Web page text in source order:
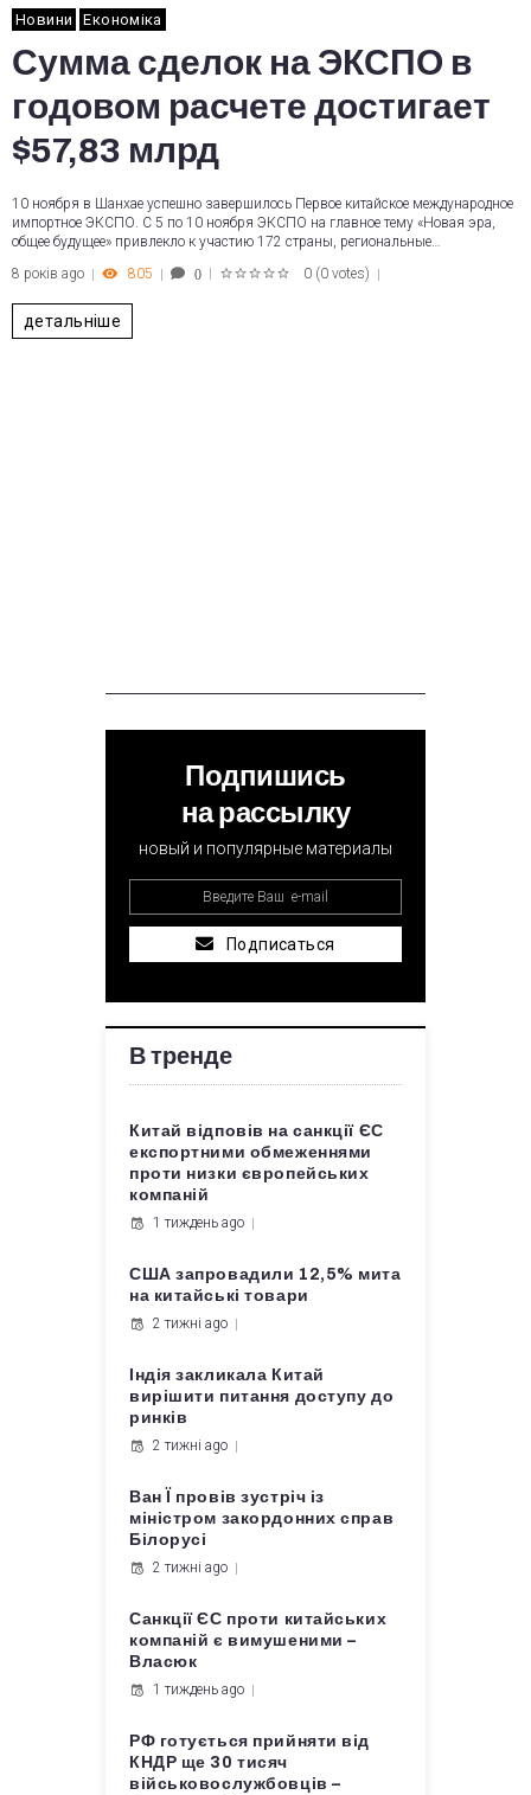
Новини Економіка
Сумма сделок на ЭКСПО в
годовом расчете достигает
$57,83 млрд
10 ноября в Шанхае успешно завершилось Первое китайское международное
импортное ЭКСПО. С 5 по 10 ноября ЭКСПО на главное тему «Новая эра,
общее будущее» привлекло к участию 172 страны, региональные…
8 років ago
805 0 0 (0 votes)
детальніше
Подпишись
на рассылку
новый и популярные материалы
Подписаться
В тренде
Китай відповів на санкції ЄС
експортними обмеженнями
проти низки європейських
компаній
1 тиждень ago
США запровадили 12,5% мита
на китайські товари
2 тижні ago
Індія закликала Китай
вирішити питання доступу до
ринків
2 тижні ago
Ван Ї провів зустріч із
міністром закордонних справ
Білорусі
2 тижні ago
Санкції ЄС проти китайських
компаній є вимушеними –
Власюк
1 тиждень ago
РФ готується прийняти від
КНДР ще 30 тисяч
військовослужбовців –